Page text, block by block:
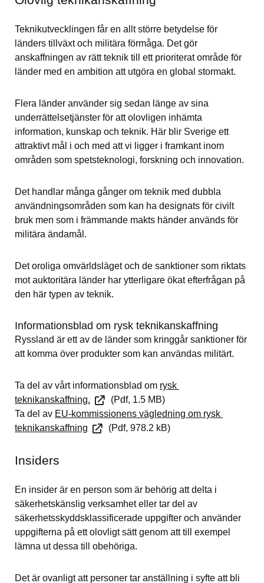
Teknikutvecklingen får en allt större betydelse för
länders tillväxt och militära förmåga. Det gör
anskaffningen av rätt teknik till ett prioriterat område för
länder med en ambition att utgöra en global stormakt.
Flera länder använder sig sedan länge av sina
underrättelsetjänster för att olovligen inhämta
information, kunskap och teknik. Här blir Sverige ett
attraktivt mål i och med att vi ligger i framkant inom
områden som spetsteknologi, forskning och innovation.
Det handlar många gånger om teknik med dubbla
användningsområden som kan ha designats för civilt
bruk men som i främmande makts händer används för
militära ändamål.
Det oroliga omvärldsläget och de sanktioner som riktats
mot auktoritära länder har ytterligare ökat efterfrågan på
den här typen av teknik.
Informationsblad om rysk teknikanskaffning
Ryssland är ett av de länder som kringgår sanktioner för
att komma över produkter som kan användas militärt.
Ta del av vårt informationsblad om rysk
teknikanskaffning. Pdf, 1.5 MB.
(Pdf, 1.5 MB)
Ta del av EU-kommissionens vägledning om rysk
teknikanskaffning Pdf, 978.2 kB.
(Pdf, 978.2 kB)
Insiders
En insider är en person som är behörig att delta i
säkerhetskänslig verksamhet eller tar del av
säkerhetsskyddsklassificerade uppgif­ter och använder
uppgifterna på ett olovligt sätt genom att till exempel
lämna ut dessa till obehöriga.
Det är ovanligt att perso­ner tar anställning i syfte att bli